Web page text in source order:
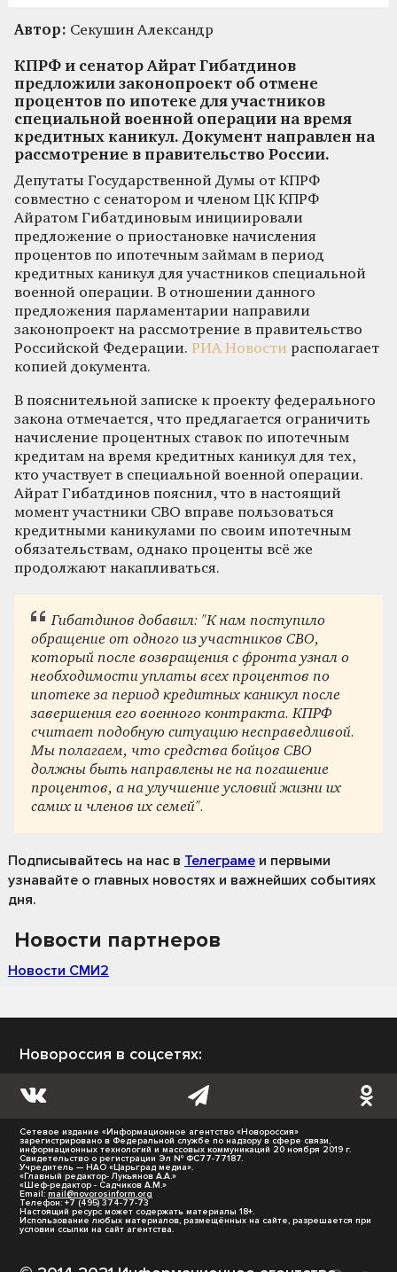
Автор: Секушин Александр
КПРФ и сенатор Айрат Гибатдинов
предложили законопроект об отмене
процентов по ипотеке для участников
специальной военной операции на время
кредитных каникул. Документ направлен на
рассмотрение в правительство России.
Депутаты Государственной Думы от КПРФ
совместно с сенатором и членом ЦК КПРФ
Айратом Гибатдиновым инициировали
предложение о приостановке начисления
процентов по ипотечным займам в период
кредитных каникул для участников специальной
военной операции. В отношении данного
предложения парламентарии направили
законопроект на рассмотрение в правительство
Российской Федерации. РИА Новости располагает
копией документа.
В пояснительной записке к проекту федерального
закона отмечается, что предлагается ограничить
начисление процентных ставок по ипотечным
кредитам на время кредитных каникул для тех,
кто участвует в специальной военной операции.
Айрат Гибатдинов пояснил, что в настоящий
момент участники СВО вправе пользоваться
кредитными каникулами по своим ипотечным
обязательствам, однако проценты всё же
продолжают накапливаться.
Гибатдинов добавил: "К нам поступило
обращение от одного из участников СВО,
который после возвращения с фронта узнал о
необходимости уплаты всех процентов по
ипотеке за период кредитных каникул после
завершения его военного контракта. КПРФ
считает подобную ситуацию несправедливой.
Мы полагаем, что средства бойцов СВО
должны быть направлены не на погашение
процентов, а на улучшение условий жизни их
самих и членов их семей".
Подписывайтесь на нас в Телеграме и первыми
узнавайте о главных новостях и важнейших событиях
дня.
Новости партнеров
Новости СМИ2
Новороссия в соцсетях:
Сетевое издание «Информационное агентство «Новороссия»
зарегистрировано в Федеральной службе по надзору в сфере связи,
информационных технологий и массовых коммуникаций 20 ноября 2019 г.
Свидетельство о регистрации Эл № ФС77-77187.
Учредитель — НАО «Царьград медиа».
«Главный редактор- Лукьянов А.А.»
«Шеф-редактор - Садчиков А.М.»
Email: mail@novorosinform.org
Телефон: +7 (495) 374-77-73
Настоящий ресурс может содержать материалы 18+.
Использование любых материалов, размещённых на сайте, разрешается при
условии ссылки на сайт агентства.